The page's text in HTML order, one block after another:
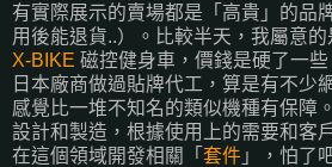
有實際展示的賣場都是「高貴」的品
用後能退貨..）。比較半天，我屬意的
X-BIKE 磁控健身車，價錢是硬了一
日本廠商做過貼牌代工，算是有不少
感覺比一堆不知名的類似機種有保障
設計和製造，根據使用上的需要和客
在這個領域開發相關「 套件 」，怕了